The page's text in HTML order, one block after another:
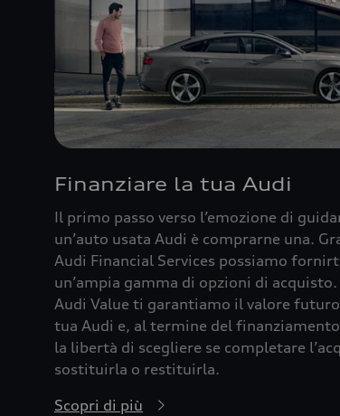
Finanziare la tua Audi
Il primo passo verso l’emozione di
un’auto usata Audi è comprarne una.
Audi Financial Services possiamo
un’ampia gamma di opzioni di acquisto.
Audi Value ti garantiamo il valore
tua Audi e, al termine del
la libertà di scegliere se completare
sostituirla o restituirla.
Scopri di più